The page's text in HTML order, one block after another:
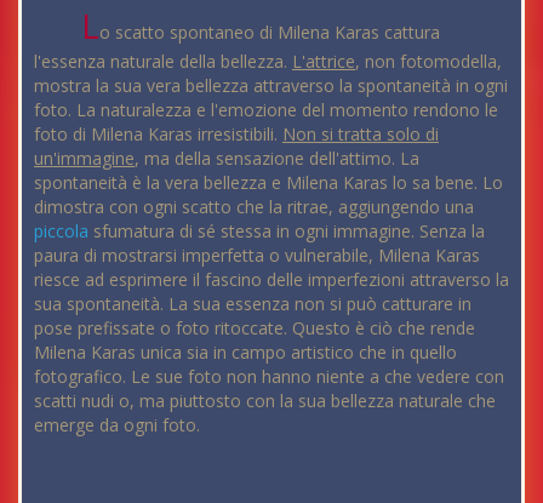
Lo scatto spontaneo di Milena Karas cattura
l'essenza naturale della bellezza. L'attrice, non fotomodella,
mostra la sua vera bellezza attraverso la spontaneità in ogni
foto. La naturalezza e l'emozione del momento rendono le
foto di Milena Karas irresistibili. Non si tratta solo di
un'immagine, ma della sensazione dell'attimo. La
spontaneità è la vera bellezza e Milena Karas lo sa bene. Lo
dimostra con ogni scatto che la ritrae, aggiungendo una
piccola sfumatura di sé stessa in ogni immagine. Senza la
paura di mostrarsi imperfetta o vulnerabile, Milena Karas
riesce ad esprimere il fascino delle imperfezioni attraverso la
sua spontaneità. La sua essenza non si può catturare in
pose prefissate o foto ritoccate. Questo è ciò che rende
Milena Karas unica sia in campo artistico che in quello
fotografico. Le sue foto non hanno niente a che vedere con
scatti nudi o, ma piuttosto con la sua bellezza naturale che
emerge da ogni foto.